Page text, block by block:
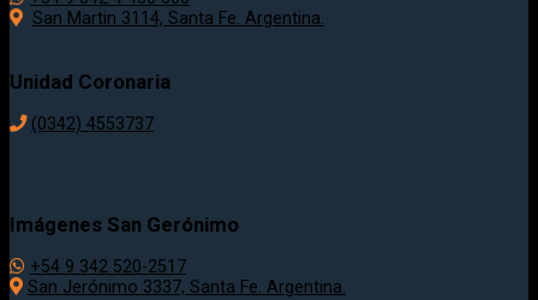
San Martin 3114, Santa Fe. Argentina.
Unidad Coronaria
(0342) 4553737
Imágenes San Gerónimo
+54 9 342 520-2517
San Jerónimo 3337, Santa Fe. Argentina.